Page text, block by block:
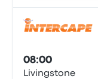
Border Post, T1
08:00
Livingstone